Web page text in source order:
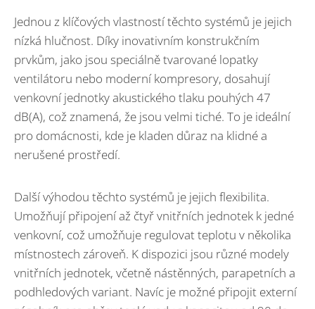
Jednou z klíčových vlastností těchto systémů je jejich
nízká hlučnost. Díky inovativním konstrukčním
prvkům, jako jsou speciálně tvarované lopatky
ventilátoru nebo moderní kompresory, dosahují
venkovní jednotky akustického tlaku pouhých 47
dB(A), což znamená, že jsou velmi tiché. To je ideální
pro domácnosti, kde je kladen důraz na klidné a
nerušené prostředí.
Další výhodou těchto systémů je jejich flexibilita.
Umožňují připojení až čtyř vnitřních jednotek k jedné
venkovní, což umožňuje regulovat teplotu v několika
místnostech zároveň. K dispozici jsou různé modely
vnitřních jednotek, včetně nástěnných, parapetních a
podhledových variant. Navíc je možné připojit externí